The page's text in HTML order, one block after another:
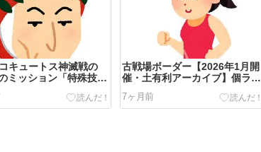
キュートス神滅戦の
ミッション「特殊技の
ト攻略【グラブル】
古戦場ボーダー【2026年1月開
催・土有利アーカイブ】個ラン
7ヶ月前